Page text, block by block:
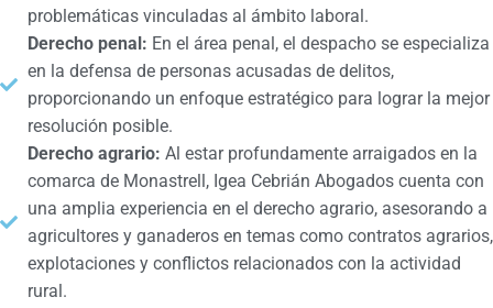
problemáticas vinculadas al ámbito laboral.
Derecho penal: En el área penal, el despacho se especializa
en la defensa de personas acusadas de delitos,
proporcionando un enfoque estratégico para lograr la mejor
resolución posible.
Derecho agrario: Al estar profundamente arraigados en la
comarca de Monastrell, Igea Cebrián Abogados cuenta con
una amplia experiencia en el derecho agrario, asesorando a
agricultores y ganaderos en temas como contratos agrarios,
explotaciones y conflictos relacionados con la actividad
rural.